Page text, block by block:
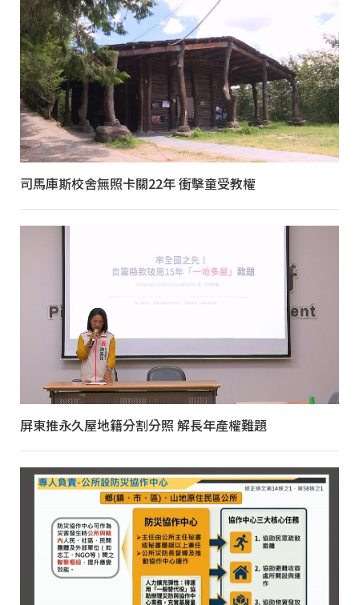
司馬庫斯校舍無照卡關22年 衝擊童受教權
屏東推永久屋地籍分割分照 解長年產權難題